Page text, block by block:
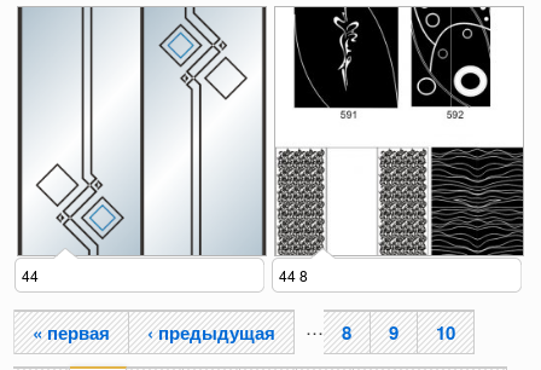
44 44 8
« первая ‹ предыдущая … 8 9 10